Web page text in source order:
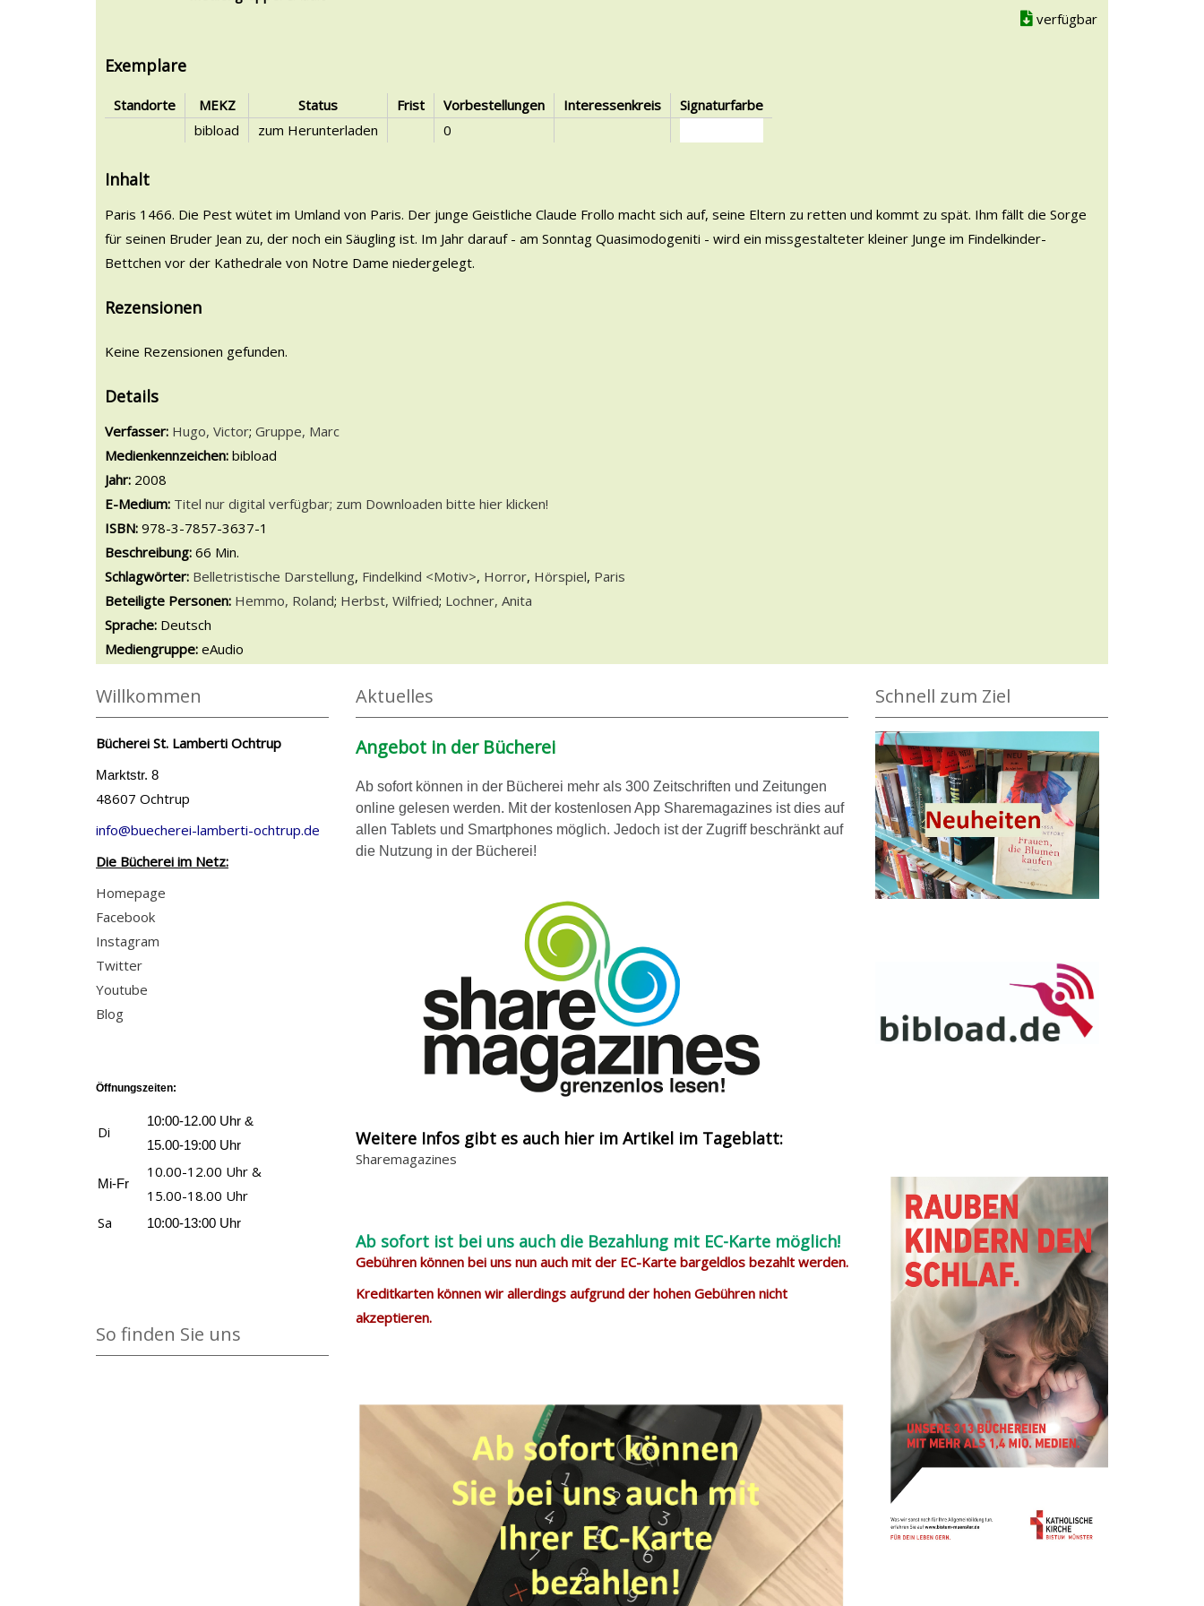
verfügbar
Exemplare
Standorte MEKZ Status Frist Vorbestellungen Interessenkreis
Signaturfarbe
bibload
zum Herunterladen 0
Inhalt
Paris 1466. Die Pest wütet im Umland von Paris. Der junge Geistliche Claude Frollo macht sich auf, seine Eltern zu retten und kommt zu spät. Ihm fällt die Sorge
für seinen Bruder Jean zu, der noch ein Säugling ist. Im Jahr darauf - am Sonntag Quasimodogeniti - wird ein missgestalteter kleiner Junge im Findelkinder-
Bettchen vor der Kathedrale von Notre Dame niedergelegt.
Rezensionen
Keine Rezensionen gefunden.
Details
Verfasser: Suche nach diesem Verfasser
Hugo, Victor; Gruppe, Marc
Medienkennzeichen: bibload
Jahr: 2008
E-Medium: Titel nur digital verfügbar; zum Downloaden bitte hier klicken!
Diesen Link in neuem Tab öffnen
Suche nach dieser Systematik
Suche nach diesem Interessenskreis
ISBN: 978-3-7857-3637-1
Beschreibung: 66 Min.
Schlagwörter: Belletristische Darstellung, Findelkind <Motiv>, Horror, Hörspiel, Paris
Beteiligte Personen: Suche nach dieser Beteiligten Person
Hemmo, Roland; Herbst, Wilfried; Lochner, Anita
Sprache: Deutsch
Mediengruppe: eAudio
Willkommen
Bücherei St. Lamberti Ochtrup
Marktstr. 8
48607 Ochtrup
info@buecherei-lamberti-ochtrup.de
Die Bücherei im Netz:
Homepage
Facebook
Instagram
Twitter
Youtube
Blog
Öffnungszeiten:
Di
10:00-12.00 Uhr &
15.00-19:00 Uhr
Mi-Fr
10.00-12.00 Uhr &
15.00-18.00 Uhr
Sa
10:00-13:00 Uhr
So finden Sie uns
Aktuelles
Angebot in der Bücherei
Ab sofort können in der Bücherei mehr als 300 Zeitschriften und Zeitungen
online gelesen werden. Mit der kostenlosen App Sharemagazines ist dies auf
allen Tablets und Smartphones möglich. Jedoch ist der Zugriff beschränkt auf
die Nutzung in der Bücherei!
Weitere Infos gibt es auch hier im Artikel im Tageblatt:
Sharemagazines
Ab sofort ist bei uns auch die Bezahlung mit EC-Karte möglich!
Gebühren können bei uns nun auch mit der EC-Karte bargeldlos bezahlt werden.
Kreditkarten können wir allerdings aufgrund der hohen Gebühren nicht
akzeptieren.
Schnell zum Ziel